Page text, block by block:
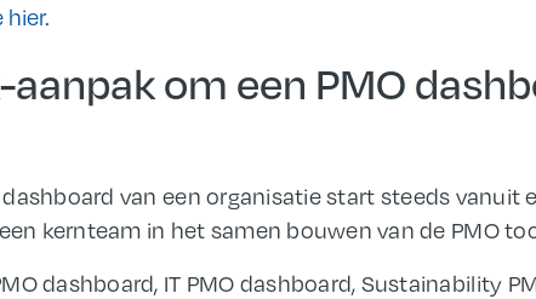
om een PMO
van een organisatie start steeds vanuit
kernteam in het samen bouwen van de PMO
dashboard, IT PMO dashboard, Sustainability